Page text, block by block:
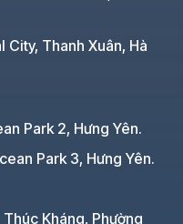
City, Thanh Xuân, Hà
Park 2, Hưng Yên.
Park 3, Hưng Yên.
Thúc Kháng, Phường